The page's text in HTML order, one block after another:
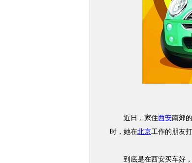
近日，家住西安南郊
时，她在北京工作的朋友
到底是在西安买车好，